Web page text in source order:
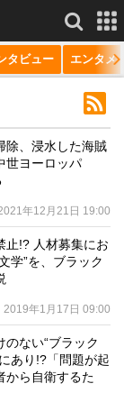
もっと見る
タビュー エンタメ
除、浸水した海賊
世ヨーロッパ
年12月21日 19:00
止!? 人材募集にお
学”を、ブラック
2019年1月17日 09:00
ない“ブラック
あり!?「問題が起
から自衛するた